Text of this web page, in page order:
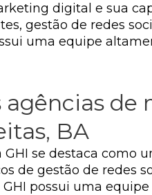
digital e sua
gestão de redes
uma equipe
agências de
BA
se destaca como
de gestão de redes
possui uma